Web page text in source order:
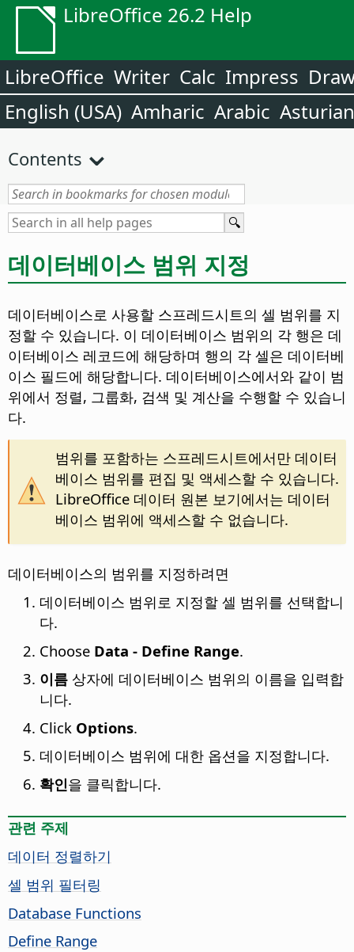
LibreOffice 26.2 Help
LibreOffice Writer Calc Impress
English (USA) Amharic Arabic Asturian
Contents
데이터베이스 범위 지정
데이터베이스로 사용할 스프레드시트의 셀 범위를 지
정할 수 있습니다. 이 데이터베이스 범위의 각 행은 데
이터베이스 레코드에 해당하며 행의 각 셀은 데이터베
이스 필드에 해당합니다. 데이터베이스에서와 같이 범
위에서 정렬, 그룹화, 검색 및 계산을 수행할 수 있습니
다.
범위를 포함하는 스프레드시트에서만 데이터
베이스 범위를 편집 및 액세스할 수 있습니다.
LibreOffice 데이터 원본 보기에서는 데이터
베이스 범위에 액세스할 수 없습니다.
데이터베이스의 범위를 지정하려면
데이터베이스 범위로 지정할 셀 범위를 선택합니
다.
Choose Data - Define Range.
이름 상자에 데이터베이스 범위의 이름을 입력합
니다.
Click Options.
데이터베이스 범위에 대한 옵션을 지정합니다.
확인을 클릭합니다.
관련 주제
데이터 정렬하기
셀 범위 필터링
Database Functions
Define Range